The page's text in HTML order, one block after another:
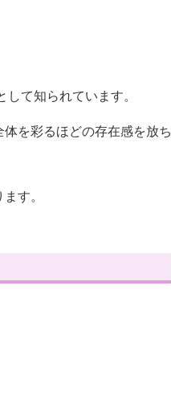
して知られています。
を彩るほどの存在感を放ち
す。